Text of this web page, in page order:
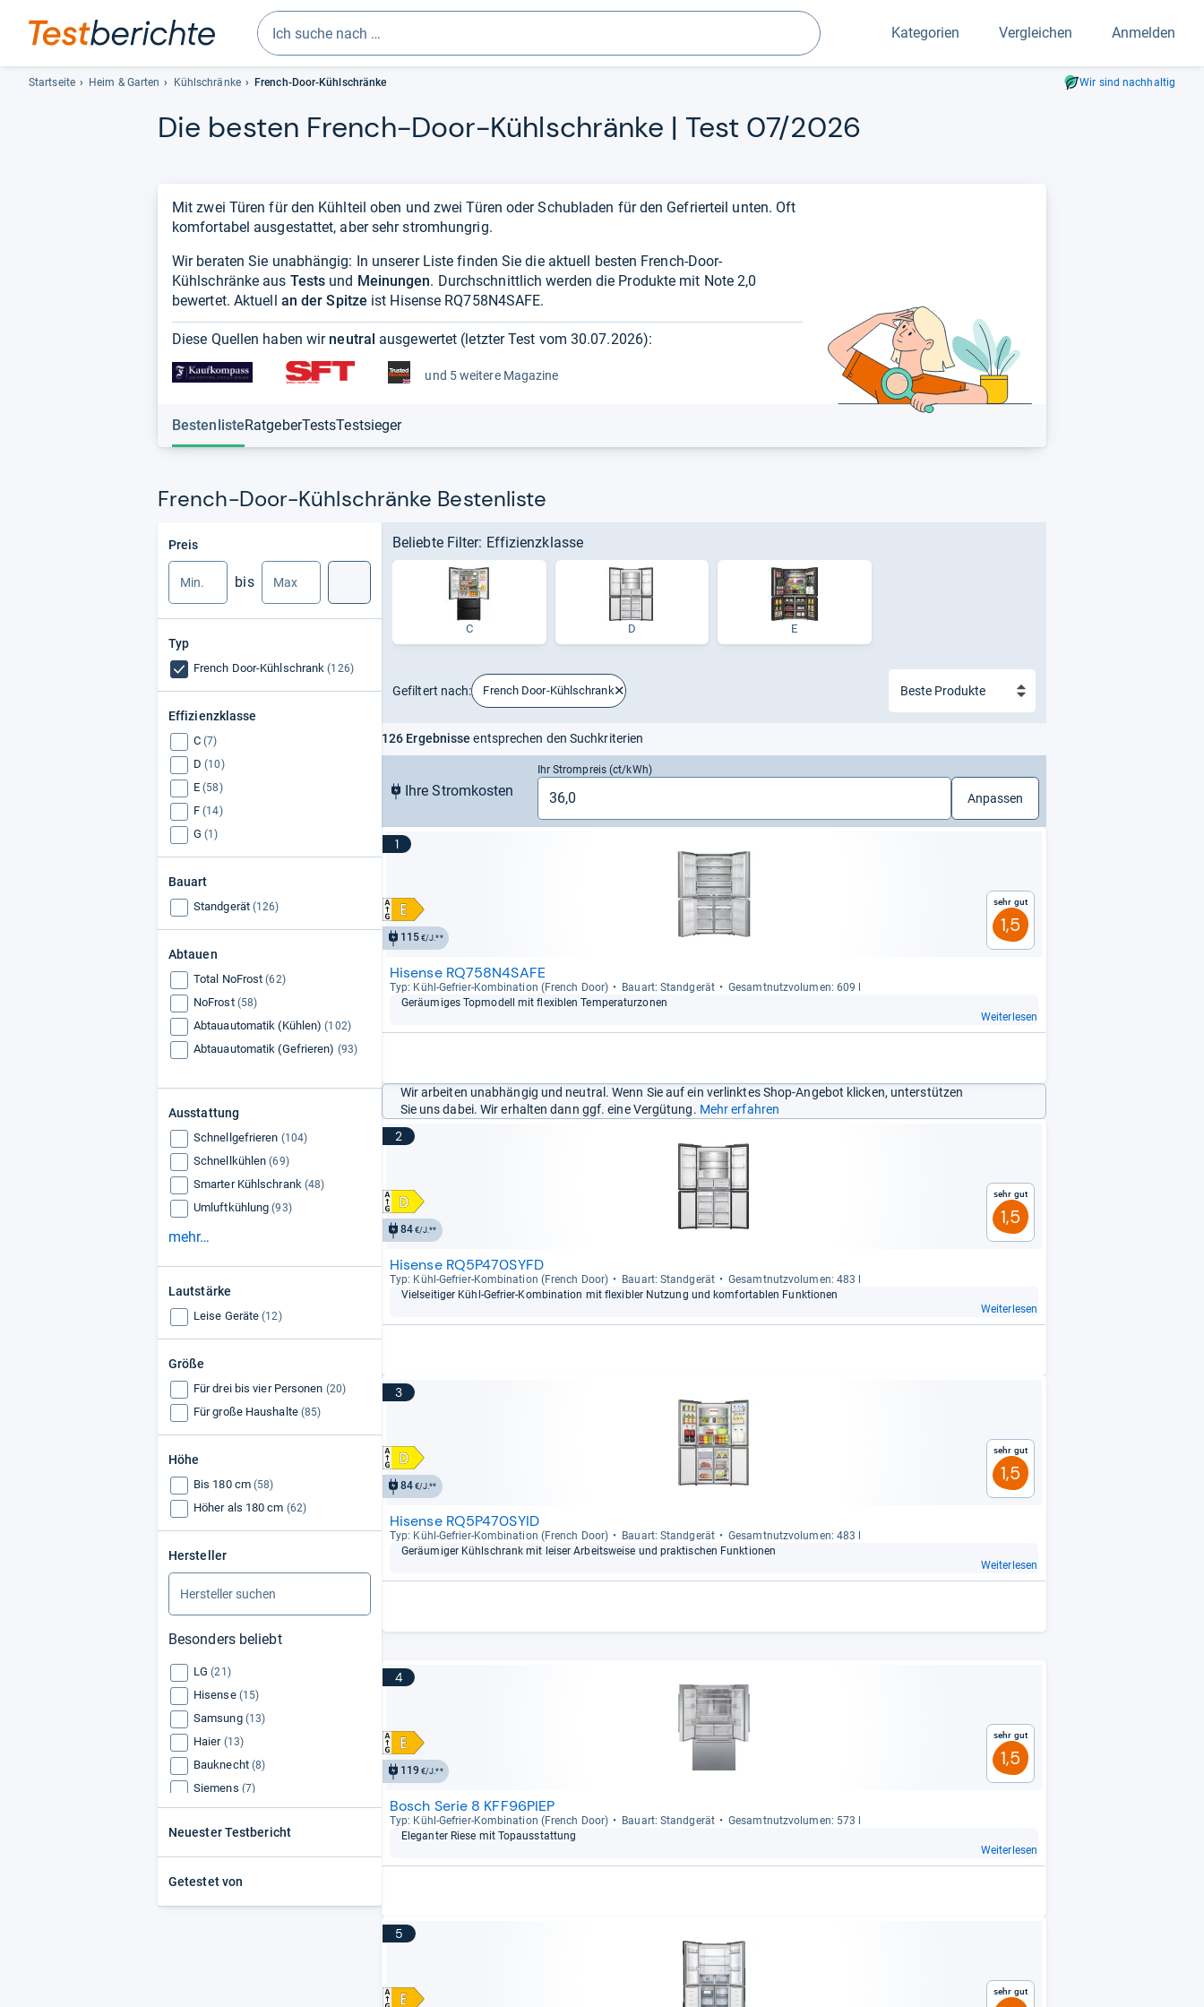
Suchen
Geben
Sie
drei
Zeichen
erscheinen
automatisch
lassen
sich
mit
den
Pfeiltasten
auswählen.
Kategorien Vergleichen Anmelden
Startseite Heim & Garten Kühlschränke French-Door-Kühlschränke Wir sind nachhaltig
Die bes­ten French-​Door-​Kühl­schränke | Test 07/2026
Mit zwei Türen für den Kühlteil oben und zwei Türen oder Schubladen für den Gefrierteil unten. Oft
komfortabel ausgestattet, aber sehr stromhungrig.
Wir beraten Sie unabhängig: In unserer Liste finden Sie die aktuell besten French-Door-
Kühlschränke aus Tests und Meinungen. Durchschnittlich werden die Produkte mit Note 2,0
bewertet. Aktuell an der Spitze ist Hisense RQ758N4SAFE.
Diese Quellen haben wir neutral ausgewertet (letzter Test vom 30.07.2026):
und 5 weitere Magazine
BestenlisteRatgeberTestsTestsieger
French-Door-Kühlschränke Bestenliste
Preis
bis
Typ
French Door-Kühlschrank (126)
Effizienzklasse
C (7)
D (10)
E (58)
F (14)
G (1)
Bauart
Standgerät (126)
Abtauen
Total NoFrost (62)
NoFrost (58)
Abtauautomatik (Kühlen) (102)
Abtauautomatik (Gefrieren) (93)
Ausstattung
Schnellgefrieren (104)
Schnellkühlen (69)
Smarter Kühlschrank (48)
Umluftkühlung (93)
mehr…
Lautstärke
Leise Geräte (12)
Größe
Für drei bis vier Personen (20)
Für große Haushalte (85)
Höhe
Bis 180 cm (58)
Höher als 180 cm (62)
Hersteller
Besonders beliebt
LG (21)
Hisense (15)
Samsung (13)
Haier (13)
Bauknecht (8)
Siemens (7)
Bomann (6)
Hanseatic (5)
Midea (4)
PKM (4)
Bosch (3)
Neuester Testbericht
Getestet von
Beliebte Filter: Effizienzklasse
C D E
Gefiltert nach: French Door-Kühlschrank
126 Ergebnisse entsprechen den Suchkriterien
Ihre Stromkosten
Ihr Strompreis (ct/kWh)
Anpassen
1
115 €/J.**
Sehr gut
1,5
Hisense RQ758N4SAFE
Typ: Kühl-​Gefrier-​Kom­bi­na­tion (French Door) Bau­art: Stand­ge­rät
Gesamt­nutz­vo­lu­men: 609 l
Geräu­mi­ges Top­mo­dell mit fle­xiblen Tem­pe­ra­tur­zo­nen
Weiterlesen
Wir arbeiten unabhängig und neutral. Wenn Sie auf ein verlinktes Shop-Angebot klicken, unterstützen
Sie uns dabei. Wir erhalten dann ggf. eine Vergütung. Mehr erfahren
2
84€/J.**
Sehr gut
1,5
Hisense RQ5P470SYFD
Typ: Kühl-​Gefrier-​Kom­bi­na­tion (French Door) Bau­art: Stand­ge­rät
Gesamt­nutz­vo­lu­men: 483 l
Viel­sei­ti­ger Kühl-​Gefrier-​Kom­bi­na­tion mit fle­xibler Nut­zung und kom­for­ta­blen Funk­tio­nen
Weiterlesen
3
84€/J.**
Sehr gut
1,5
Hisense RQ5P470SYID
Typ: Kühl-​Gefrier-​Kom­bi­na­tion (French Door) Bau­art: Stand­ge­rät
Gesamt­nutz­vo­lu­men: 483 l
Geräu­mi­ger Kühl­schrank mit lei­ser Arbeits­weise und prak­ti­schen Funk­tio­nen
Weiterlesen
4
119 €/J.**
Sehr gut
1,5
Bosch Serie 8 KFF96PIEP
Typ: Kühl-​Gefrier-​Kom­bi­na­tion (French Door) Bau­art: Stand­ge­rät
Gesamt­nutz­vo­lu­men: 573 l
Ele­gan­ter Riese mit Topaus­stat­tung
Weiterlesen
5
Sehr gut